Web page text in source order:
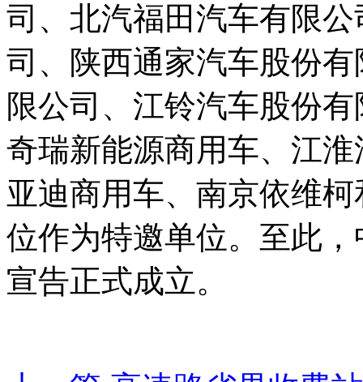
司、北汽福田汽车有限
司、陕西通家汽车股份
限公司、江铃汽车股份
奇瑞新能源商用车、江
亚迪商用车、南京依维
位作为特邀单位。至此
宣告正式成立。